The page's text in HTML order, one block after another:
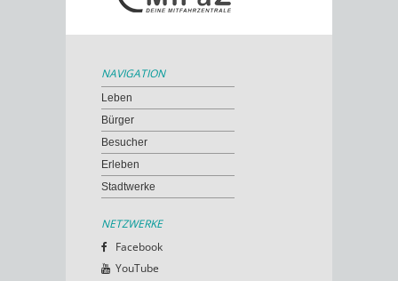
NAVIGATION
Leben
Bürger
Besucher
Erleben
Stadtwerke
NETZWERKE
Facebook
YouTube